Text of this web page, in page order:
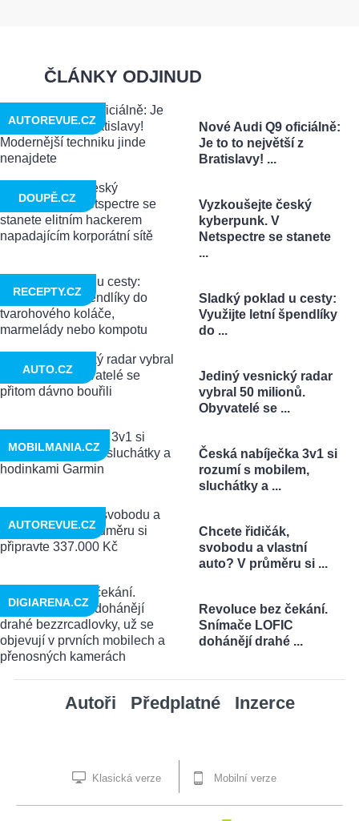
ČLÁNKY ODJINUD
Nové Audi Q9 oficiálně:
Je to to největší z
Bratislavy! ...
AUTOREVUE.CZ
Vyzkoušejte český
kyberpunk. V
Netspectre se stanete
...
DOUPĚ.CZ
Sladký poklad u cesty:
Využijte letní špendlíky
do ...
RECEPTY.CZ
Jediný vesnický radar
vybral 50 milionů.
Obyvatelé se ...
AUTO.CZ
Česká nabíječka 3v1 si
rozumí s mobilem,
sluchátky a ...
MOBILMANIA.CZ
Chcete řidičák,
svobodu a vlastní
auto? V průměru si ...
AUTOREVUE.CZ
Revoluce bez čekání.
Snímače LOFIC
dohánějí drahé ...
DIGIARENA.CZ
Autoři Předplatné Inzerce
Klasická verze Mobilní verze